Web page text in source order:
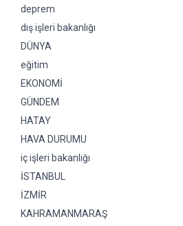
deprem
dış işleri bakanlığı
DÜNYA
eğitim
EKONOMİ
GÜNDEM
HATAY
HAVA DURUMU
iç işleri bakanlığı
İSTANBUL
İZMİR
KAHRAMANMARAŞ